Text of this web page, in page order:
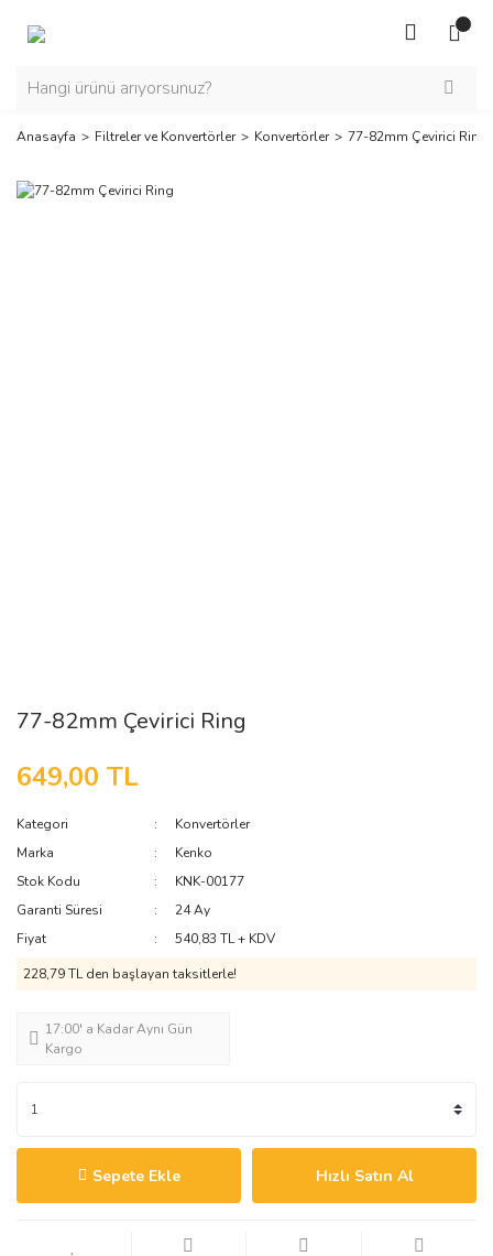
Anasayfa Filtreler ve Konvertörler Konvertörler 77-82mm Çevirici Ring
77-82mm Çevirici Ring
649,00 TL
Kategori
Konvertörler
Marka
Kenko
Stok Kodu
KNK-00177
Garanti Süresi
24 Ay
Fiyat
540,83 TL + KDV
228,79 TL den başlayan taksitlerle!
17:00' a Kadar Aynı Gün
Kargo
Sepete Ekle Hızlı Satın Al